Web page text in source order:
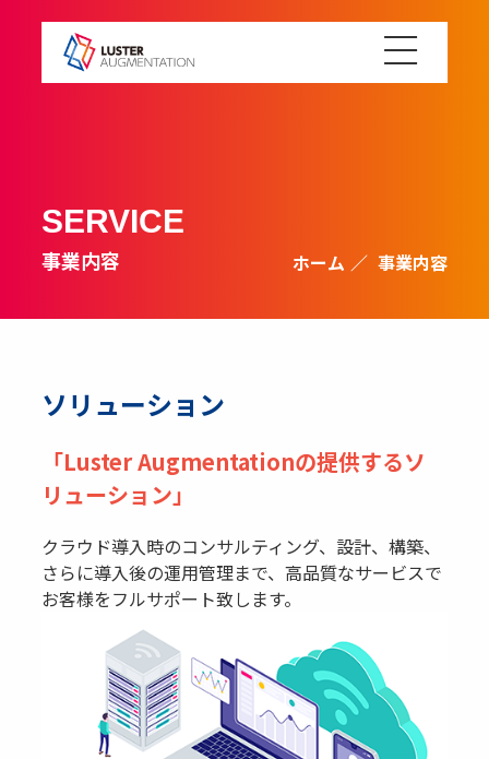
SERVICE
事業内容 ホーム 事業内容
ソリューション
「Luster Augmentationの提供するソ
リューション」
クラウド導入時のコンサルティング、設計、構築、
さらに導入後の運用管理まで、高品質なサービスで
お客様をフルサポート致します。